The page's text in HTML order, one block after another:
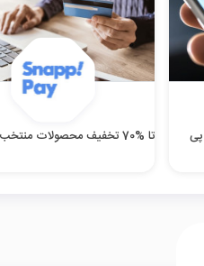
تا %70 تخفیف محصولات منتخب اسنپ پی